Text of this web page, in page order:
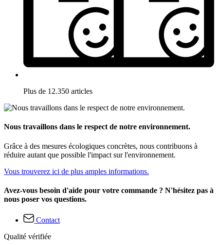
Plus de 12.350 articles
Nous travaillons dans le respect de notre environnement.
Grâce à des mesures écologiques concrètes, nous contribuons à
réduire autant que possible l'impact sur l'environnement.
Vous trouverez ici de plus amples informations.
Avez-vous besoin d'aide pour votre commande ? N'hésitez pas à
nous poser vos questions.
Contact
Qualité vérifiée